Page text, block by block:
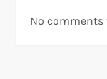
No comments